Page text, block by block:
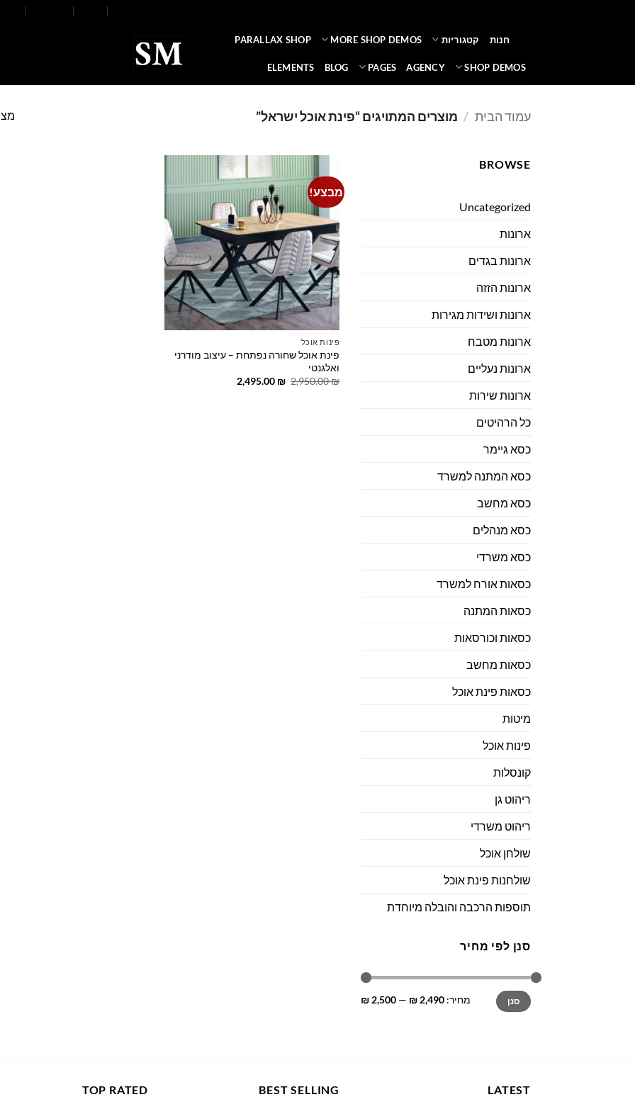
חנות קטגוריות MORE SHOP DEMOS
PARALLAX SHOP
SHOP DEMOS
AGENCY
PAGES
BLOG
ELEMENTS
עמוד הבית / מוצרים המתויגים “פינת אוכל ישראל”
BROWSE
Uncategorized
ארונות
ארונות בגדים
ארונות הזזה
ארונות ושידות מגירות
ארונות מטבח
ארונות נעליים
ארונות שירות
כל הרהיטים
כסא גיימר
כסא המתנה למשרד
כסא מחשב
כסא מנהלים
כסא משרדי
כסאות אורח למשרד
כסאות המתנה
כסאות וכורסאות
כסאות מחשב
כסאות פינת אוכל
מיטות
פינות אוכל
קונסלות
ריהוט גן
ריהוט משרדי
שולחן אוכל
שולחנות פינת אוכל
תוספות הרכבה והובלה מיוחדת
סנן לפי מחיר
מחיר
מינימלי
מחיר
מקסימלי
סנן מחיר: 2,490 ₪
—
2,500 ₪
מבצע!
Add to
פינות אוכל
פינת אוכל שחורה נפתחת – עיצוב מודרני
ואלגנטי
2,950.00₪
המחיר
2,495.00 ₪
LATEST
BEST SELLING
TOP RATED